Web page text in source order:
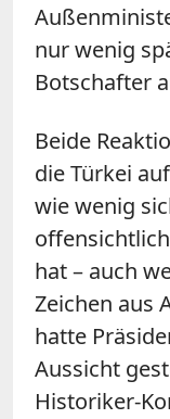
nur wenig
Botschafter
Beide
die Türkei
wie wenig
hat – auch
Zeichen aus
hatte
Aussicht
Historiker-